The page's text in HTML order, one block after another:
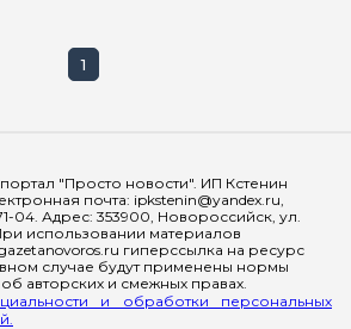
1
"Просто новости". ИП Кстенин
почта: ipkstenin@yandex.ru,
04. Адрес: 353900, Новороссийск, ул.
использовании материалов
гиперссылка на ресурс
случае будут применены нормы
авторских и смежных правах.
и обработки персональных